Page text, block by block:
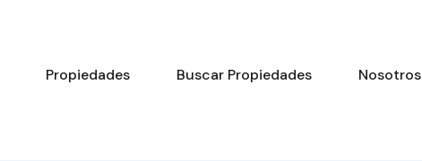
Propiedades Buscar Propiedades Nosotros